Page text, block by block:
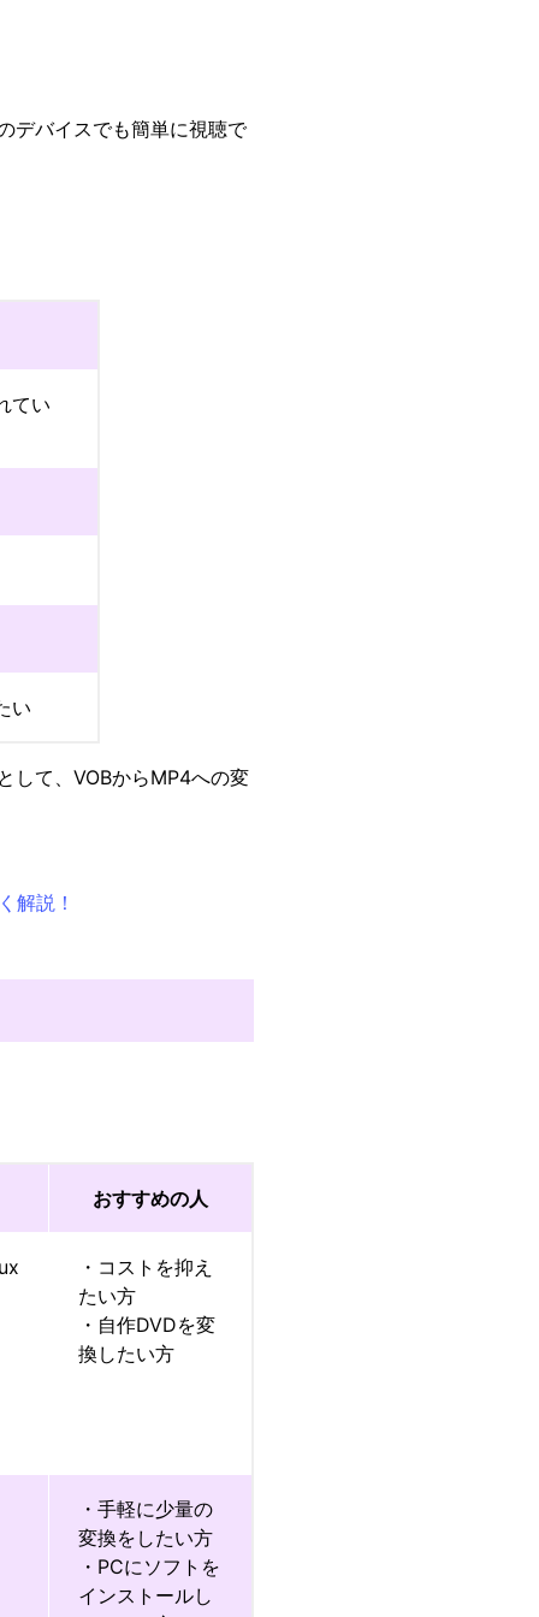
デバイスでも簡単に視聴で
てい
い
して、VOBからMP4への変
解説！
おすすめの人
・コストを抑え
たい方
・自作DVDを変
換したい方
・手軽に少量の
変換をしたい方
・PCにソフトを
インストールし